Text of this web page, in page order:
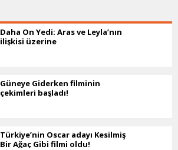
Daha On Yedi: Aras ve Leyla’nın
ilişkisi üzerine
Güneye Giderken filminin
çekimleri başladı!
Türkiye’nin Oscar adayı Kesilmiş
Bir Ağaç Gibi filmi oldu!